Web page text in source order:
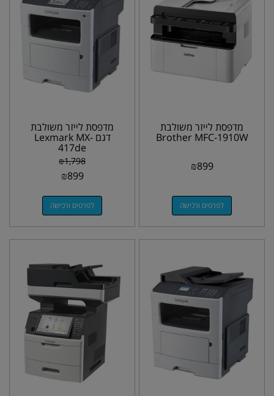
מדפסת לייזר משולבת
Brother MFC-1910W
₪899
לפרטים ורכישה
מדפסת לייזר משולבת
דגם Lexmark MX-
417de
₪1,798
₪899
לפרטים ורכישה